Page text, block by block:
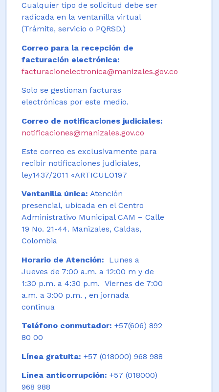
Cualquier tipo de solicitud debe ser
radicada en la ventanilla virtual
(Trámite, servicio o PQRSD.)
Correo para la recepción de
facturación electrónica:
facturacionelectronica@manizales.gov.co
Solo se gestionan facturas
electrónicas por este medio.
Correo de notificaciones judiciales:
notificaciones@manizales.gov.co
Este correo es exclusivamente para
recibir notificaciones judiciales,
ley1437/2011 «ARTICULO197
Ventanilla única: Atención
presencial, ubicada en el Centro
Administrativo Municipal CAM – Calle
19 No. 21-44. Manizales, Caldas,
Colombia
Horario de Atención:
Lunes a
Jueves de 7:00 a.m. a 12:00 m y de
1:30 p.m. a 4:30 p.m. Viernes de 7:00
a.m. a 3:00 p.m. , en jornada
continua
Teléfono conmutador: +57(606) 892
80 00
Línea gratuita: +57 (018000) 968 988
Línea anticorrupción: +57 (018000)
968 988